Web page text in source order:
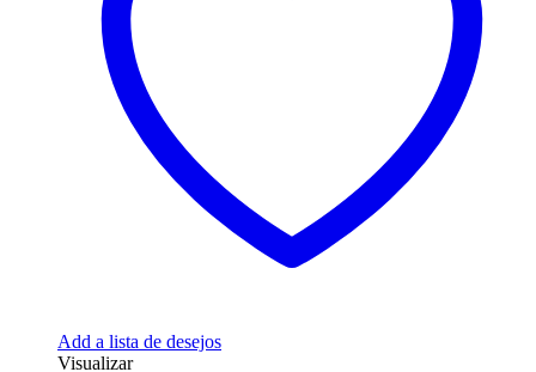
Add a lista de desejos
Visualizar